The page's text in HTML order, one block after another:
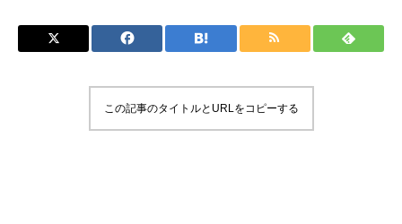
この記事のタイトルとURLをコピーする